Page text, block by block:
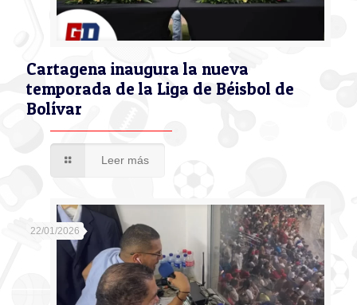
Cartagena inaugura la nueva
temporada de la Liga de Béisbol de
Bolívar
Leer más
22/01/2026